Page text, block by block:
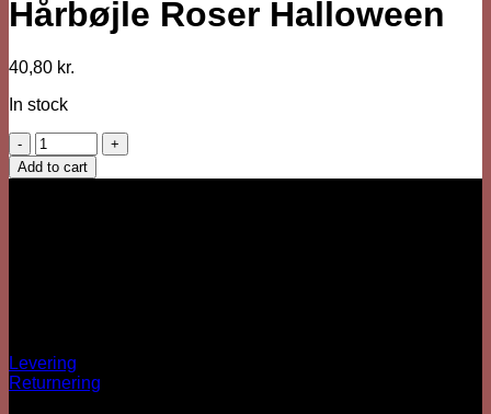
Hårbøjle Roser Halloween
40,80 kr.
In stock
Hårbøjle
Roser
Halloween
Add to cart
Levering
Returnering